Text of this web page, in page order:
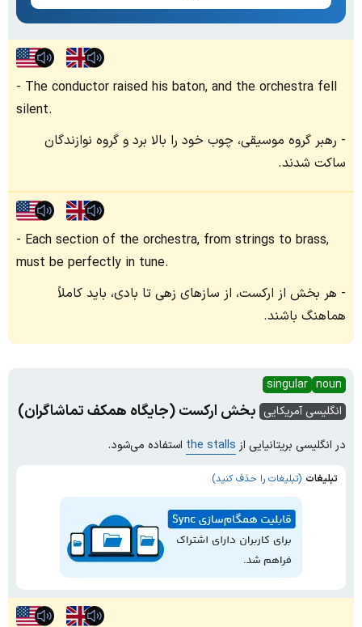
The conductor raised his baton, and the orchestra fell
silent.
رهبر گروه موسیقی، چوب خود را بالا برد و گروه نوازندگان
ساکت شدند.
Each section of the orchestra, from strings to brass,
must be perfectly in tune.
هر بخش از ارکست، از سازهای زهی‌ تا بادی‌، باید کاملاً
هماهنگ باشند.
noun
singular
انگلیسی آمریکایی بخش ارکست (جایگاه همکف تماشاگران)
در انگلیسی بریتانیایی از the stalls استفاده می‌شود.
تبلیغات (تبلیغات را حذف کنید)